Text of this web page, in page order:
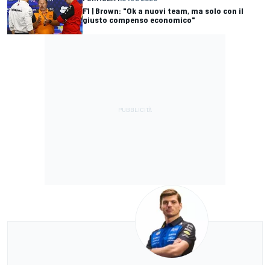
F1 | Brown: "Ok a nuovi team, ma solo con il
giusto compenso economico"